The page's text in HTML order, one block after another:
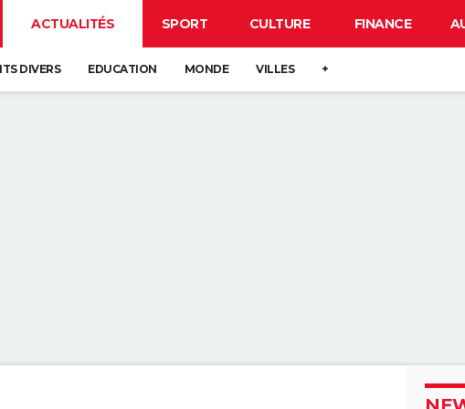
ACTUALITÉS SPORT CULTURE FINANCE
DIVERS EDUCATION MONDE VILLES +